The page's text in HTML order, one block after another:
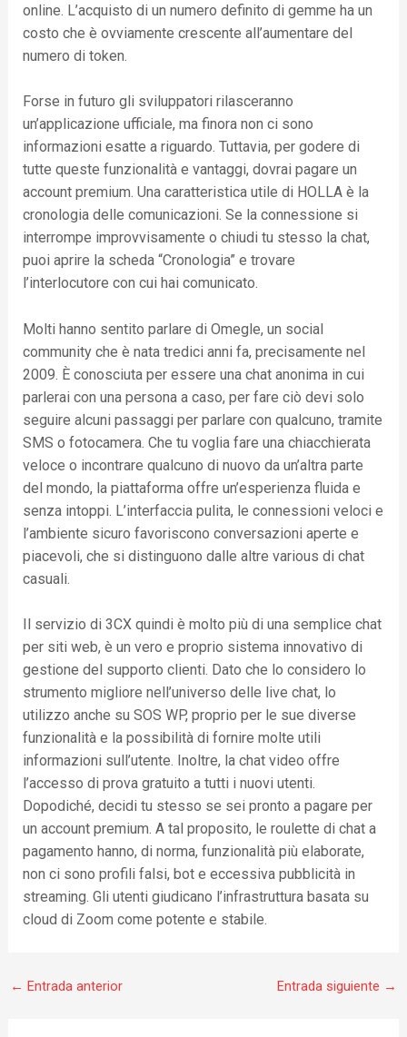
online. L’acquisto di un numero definito di gemme ha un
costo che è ovviamente crescente all’aumentare del
numero di token.
Forse in futuro gli sviluppatori rilasceranno
un’applicazione ufficiale, ma finora non ci sono
informazioni esatte a riguardo. Tuttavia, per godere di
tutte queste funzionalità e vantaggi, dovrai pagare un
account premium. Una caratteristica utile di HOLLA è la
cronologia delle comunicazioni. Se la connessione si
interrompe improvvisamente o chiudi tu stesso la chat,
puoi aprire la scheda “Cronologia” e trovare
l’interlocutore con cui hai comunicato.
Molti hanno sentito parlare di Omegle, un social
community che è nata tredici anni fa, precisamente nel
2009. È conosciuta per essere una chat anonima in cui
parlerai con una persona a caso, per fare ciò devi solo
seguire alcuni passaggi per parlare con qualcuno, tramite
SMS o fotocamera. Che tu voglia fare una chiacchierata
veloce o incontrare qualcuno di nuovo da un’altra parte
del mondo, la piattaforma offre un’esperienza fluida e
senza intoppi. L’interfaccia pulita, le connessioni veloci e
l’ambiente sicuro favoriscono conversazioni aperte e
piacevoli, che si distinguono dalle altre various di chat
casuali.
Il servizio di 3CX quindi è molto più di una semplice chat
per siti web, è un vero e proprio sistema innovativo di
gestione del supporto clienti. Dato che lo considero lo
strumento migliore nell’universo delle live chat, lo
utilizzo anche su SOS WP, proprio per le sue diverse
funzionalità e la possibilità di fornire molte utili
informazioni sull’utente. Inoltre, la chat video offre
l’accesso di prova gratuito a tutti i nuovi utenti.
Dopodiché, decidi tu stesso se sei pronto a pagare per
un account premium. A tal proposito, le roulette di chat a
pagamento hanno, di norma, funzionalità più elaborate,
non ci sono profili falsi, bot e eccessiva pubblicità in
streaming. Gli utenti giudicano l’infrastruttura basata su
cloud di Zoom come potente e stabile.
← Entrada anterior Entrada siguiente →